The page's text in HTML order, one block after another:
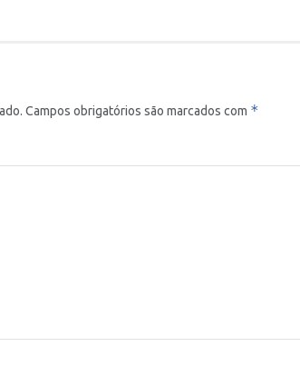
Campos obrigatórios são marcados com *